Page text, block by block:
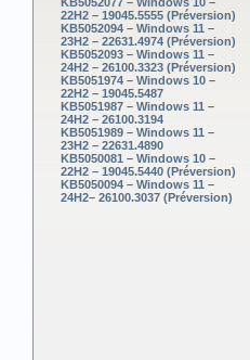
22H2 – 19045.5555 (Préversion)
KB5052094 – Windows 11 –
23H2 – 22631.4974 (Préversion)
KB5052093 – Windows 11 –
24H2 – 26100.3323 (Préversion)
KB5051974 – Windows 10 –
22H2 – 19045.5487
KB5051987 – Windows 11 –
24H2 – 26100.3194
KB5051989 – Windows 11 –
23H2 – 22631.4890
KB5050081 – Windows 10 –
22H2 – 19045.5440 (Préversion)
KB5050094 – Windows 11 –
24H2– 26100.3037 (Préversion)